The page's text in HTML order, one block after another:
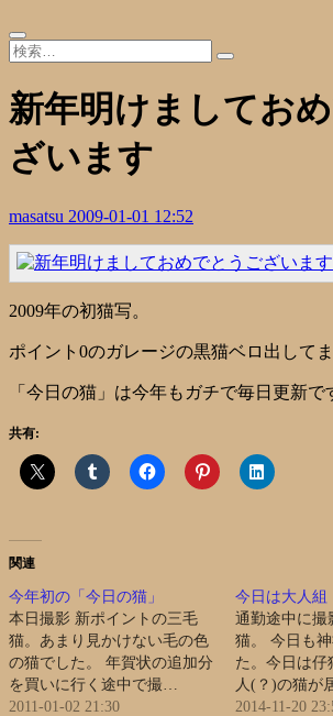
新年明けましてお
ざいます
masatsu 2009-01-01 12:52
2009年の初猫写。
ポイント0のガレージの黒猫ベロ出してま
「今日の猫」は今年もガチで毎日更新で
共有:
関連
今年初の「今日の猫」
本日撮影 新ポイントの三毛
猫。あまり見かけない毛の色
の猫でした。 年賀状の追加分
を買いに行く途中で撮…
2011-01-02 21:30
今日は大人組
通勤途中に撮
猫。 今日も
た。今日は仔
人(？)の猫が
2014-11-20